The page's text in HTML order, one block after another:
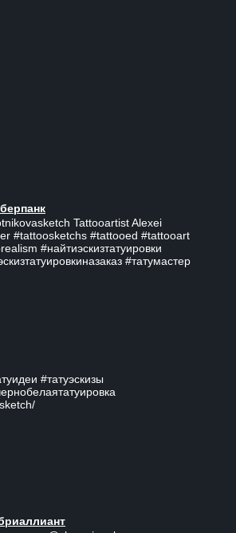
Tattooartist Alexei
#tattoosketchs #tattooed #tattooart
#найтиэскизтатуировки
#татумастер
#татуэскизы